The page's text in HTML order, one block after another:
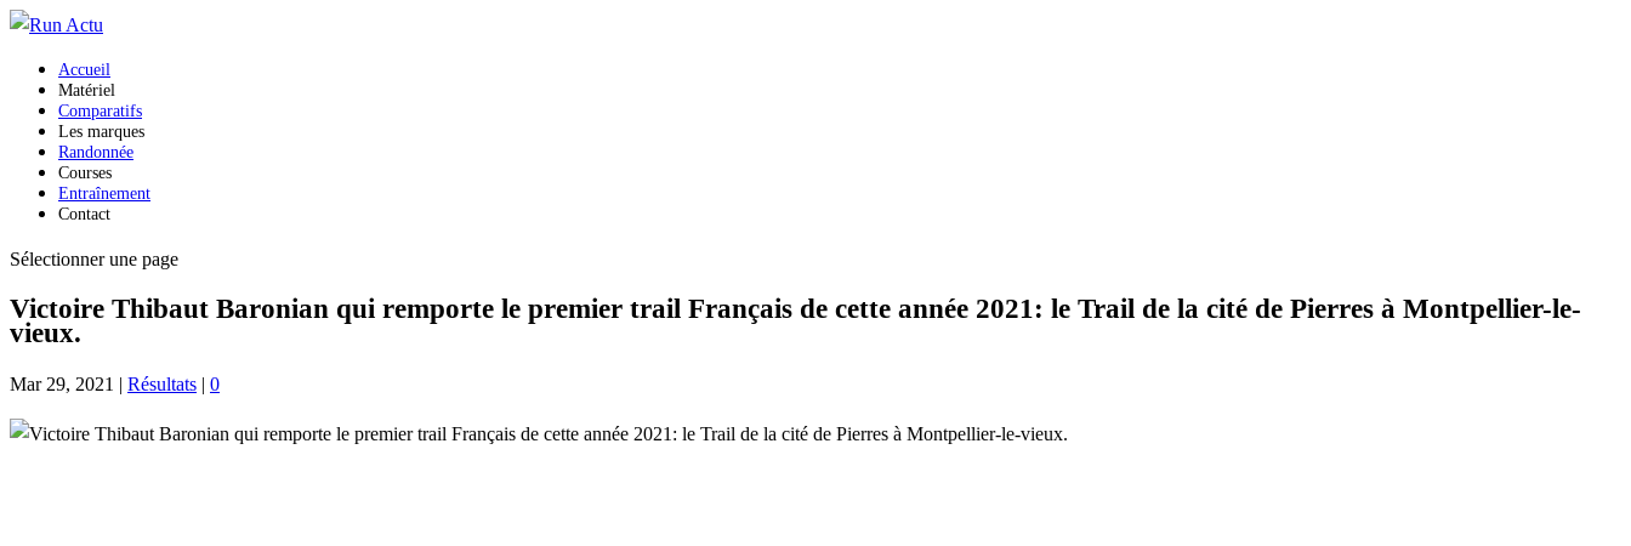
Accueil
Matériel
Comparatifs
Les marques
Randonnée
Courses
Entraînement
Contact
Sélectionner une page
Victoire Thibaut Baronian qui remporte le premier trail Français de cette année 2021: le Trail de la cité de Pierres à Montpellier-le-
vieux.
Mar 29, 2021 | Résultats | 0